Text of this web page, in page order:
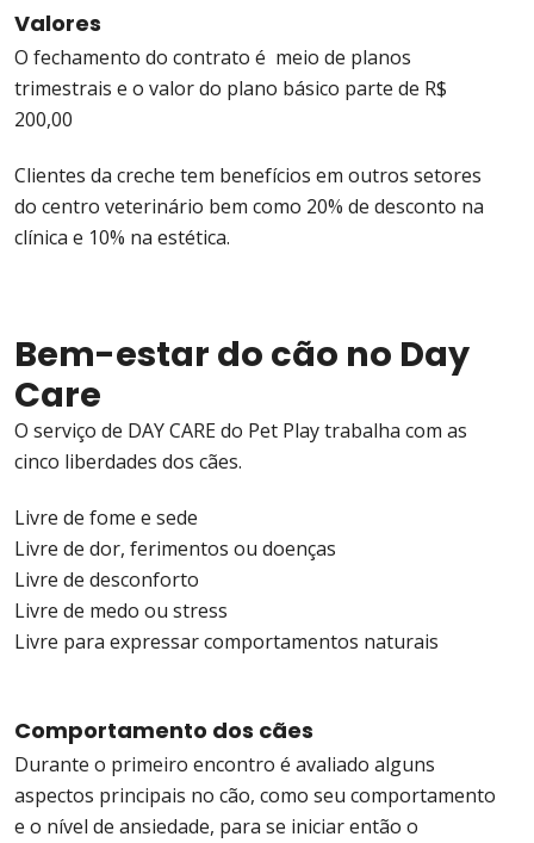
Valores
O fechamento do contrato é meio de planos
trimestrais e o valor do plano básico parte de R$
200,00
Clientes da creche tem benefícios em outros setores
do centro veterinário bem como 20% de desconto na
clínica e 10% na estética.
Bem-estar do cão no Day
Care
O serviço de DAY CARE do Pet Play trabalha com as
cinco liberdades dos cães.
Livre de fome e sede
Livre de dor, ferimentos ou doenças
Livre de desconforto
Livre de medo ou stress
Livre para expressar comportamentos naturais
Comportamento dos cães
Durante o primeiro encontro é avaliado alguns
aspectos principais no cão, como seu comportamento
e o nível de ansiedade, para se iniciar então o